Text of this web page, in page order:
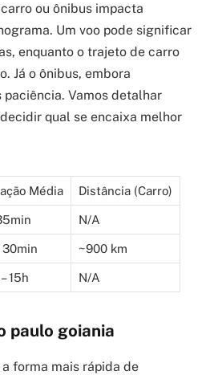
ou ônibus impacta
Um voo pode significar
enquanto o trajeto de carro
Já o ônibus, embora
Vamos detalhar
qual se encaixa melhor
Média Distância (Carro)
N/A
30min ~900 km
15h N/A
paulo goiania
forma mais rápida de